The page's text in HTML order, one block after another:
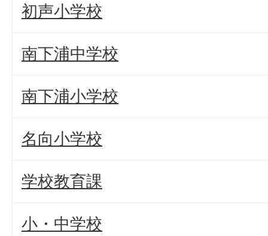
初声小学校
南下浦中学校
南下浦小学校
名向小学校
学校教育課
小・中学校